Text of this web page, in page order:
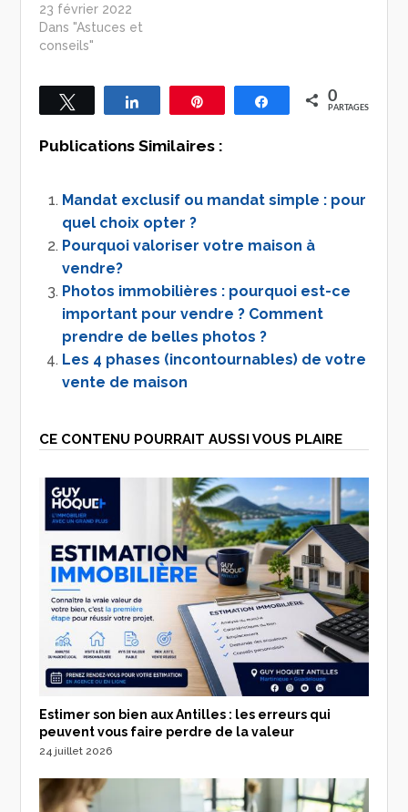
23 février 2022
Dans "Astuces et
conseils"
Tweetez Partagez Épingle Partagez0
PARTAGES
Publications Similaires :
Mandat exclusif ou mandat simple : pour
quel choix opter ?
Pourquoi valoriser votre maison à
vendre?
Photos immobilières : pourquoi est-ce
important pour vendre ? Comment
prendre de belles photos ?
Les 4 phases (incontournables) de votre
vente de maison
CE CONTENU POURRAIT AUSSI VOUS PLAIRE
Estimer son bien aux Antilles : les erreurs qui
peuvent vous faire perdre de la valeur
24 juillet 2026